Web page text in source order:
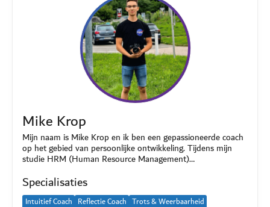
Mike Krop
Mijn naam is Mike Krop en ik ben een gepassioneerde coach
op het gebied van persoonlijke ontwikkeling. Tijdens mijn
studie HRM (Human Resource Management)…
Specialisaties
Intuitief Coach Reflectie Coach Trots & Weerbaarheid